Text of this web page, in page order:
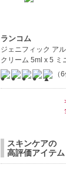
ランコム
ジェニフィック ア
クリーム 5ml x 5 ミ
（
スキンケアの
高評価アイテム